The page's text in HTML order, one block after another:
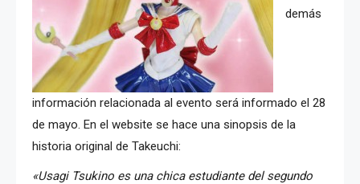
demás
información relacionada al evento será informado el 28
de mayo. En el website se hace una sinopsis de la
historia original de Takeuchi:
«Usagi Tsukino es una chica estudiante del segundo